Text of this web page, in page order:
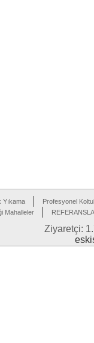
Yıkama
Profesyonel
Mahalleler
Ziyaretçi: